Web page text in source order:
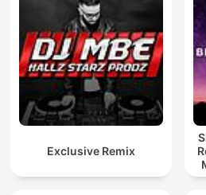
Exclusive Remix